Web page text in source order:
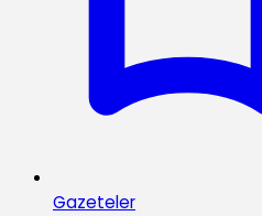
Gazeteler